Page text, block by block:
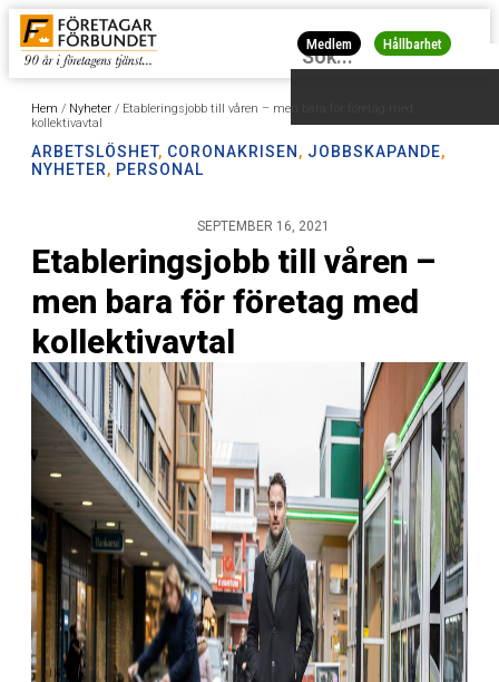
Medlem Hållbarhet
Hem / Nyheter / Etableringsjobb till våren – men bara för företag med
kollektivavtal
ARBETSLÖSHET, CORONAKRISEN , JOBBSKAPANDE,
NYHETER, PERSONAL
SEPTEMBER 16, 2021
Etableringsjobb till våren –
men bara för företag med
kollektivavtal